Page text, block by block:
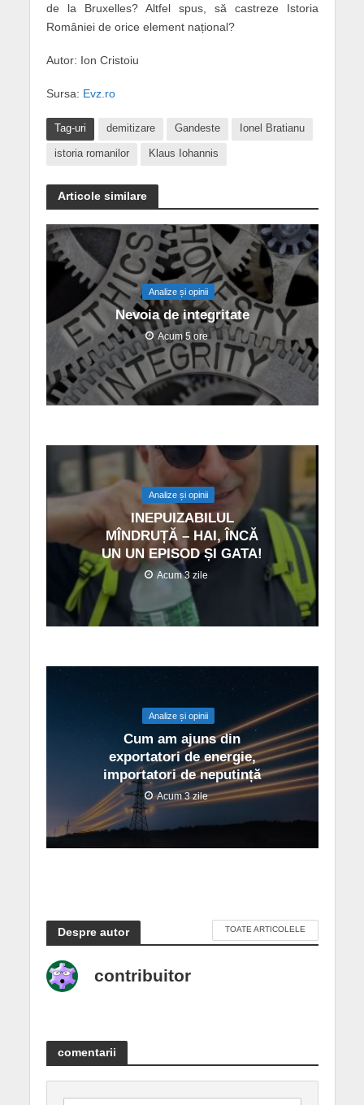
de la Bruxelles? Altfel spus, să castreze Istoria
României de orice element național?
Autor: Ion Cristoiu
Sursa: Evz.ro
Tag-uri demitizare Gandeste Ionel Bratianu
istoria romanilor Klaus Iohannis
Articole similare
Analize și opinii
Nevoia de integritate
Acum 5 ore
Analize și opinii
INEPUIZABILUL
MÎNDRUȚĂ – HAI, ÎNCĂ
UN UN EPISOD ȘI GATA!
Acum 3 zile
Analize și opinii
Cum am ajuns din
exportatori de energie,
importatori de neputință
Acum 3 zile
Despre autor TOATE ARTICOLELE
contribuitor
comentarii